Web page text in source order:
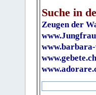
Suche in
Zeugen der
www.gebete.ch